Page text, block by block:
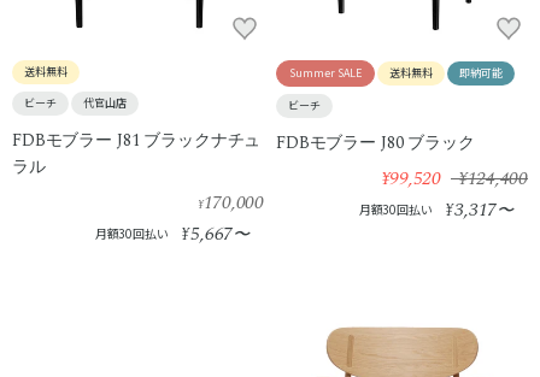
送料無料
ビーチ
代官山店
FDBモブラー J81 ブラックナチュ
ラル
¥170,000
月額30回払い ¥5,667〜
Summer SALE 送料無料 即納可能
ビーチ
FDBモブラー J80 ブラック
¥99,520 ¥124,400
月額30回払い ¥3,317〜